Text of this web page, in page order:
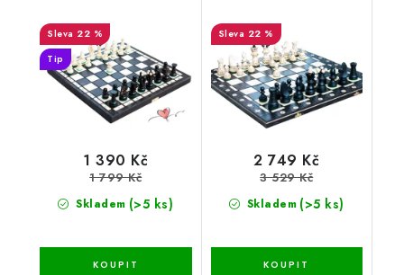
22 %
Tip
Skladem (>5 ks)
1 390 Kč
1 799 Kč
22 %
Skladem (>5 ks)
2 749 Kč
3 529 Kč